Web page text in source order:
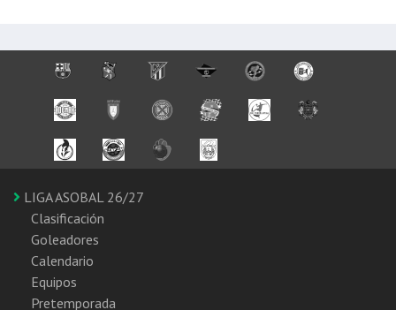
LIGA ASOBAL 26/27
Clasificación
Goleadores
Calendario
Equipos
Pretemporada